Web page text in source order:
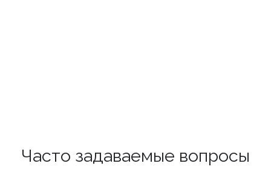
Часто задаваемые вопросы